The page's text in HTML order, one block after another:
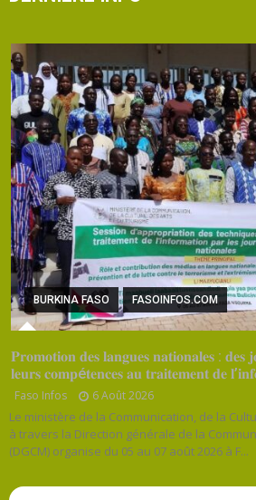
BURKINA FASO FASOINFOS.COM
𝐏𝐫𝐨𝐦𝐨𝐭𝐢𝐨𝐧 𝐝𝐞𝐬 𝐥𝐚𝐧𝐠𝐮𝐞𝐬 𝐧𝐚𝐭𝐢𝐨𝐧𝐚𝐥𝐞𝐬 : 𝐝𝐞𝐬
𝐥𝐞𝐮𝐫𝐬 𝐜𝐨𝐦𝐩é𝐭𝐞𝐧𝐜𝐞𝐬 𝐚𝐮 𝐭𝐫𝐚𝐢𝐭𝐞𝐦𝐞𝐧𝐭 𝐝𝐞
Faso Infos 6 Août 2026
Le ministère de la Communication, de la
à travers la Direction générale de la
(DGCM) organise du 05 au 07 août 2026 à F...